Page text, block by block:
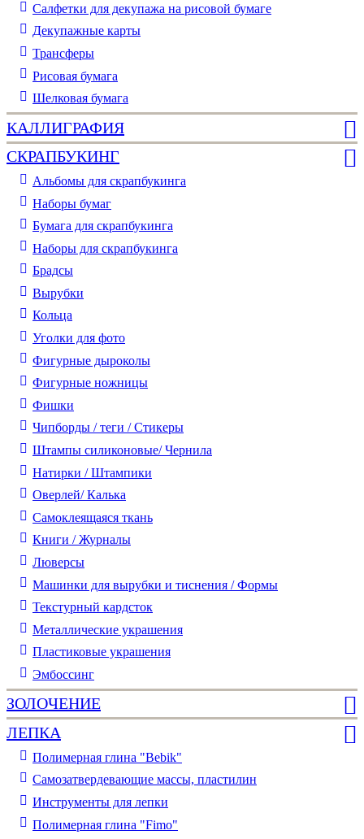
Салфетки для декупажа на рисовой бумаге
Декупажные карты
Трансферы
Рисовая бумага
Шелковая бумага
КАЛЛИГРАФИЯ
СКРАПБУКИНГ
Альбомы для скрапбукинга
Наборы бумаг
Бумага для скрапбукинга
Наборы для скрапбукинга
Брадсы
Вырубки
Кольца
Уголки для фото
Фигурные дыроколы
Фигурные ножницы
Фишки
Чипборды / теги / Стикеры
Штампы силиконовые/ Чернила
Натирки / Штампики
Оверлей/ Калька
Самоклеящаяся ткань
Книги / Журналы
Люверсы
Машинки для вырубки и тиснения / Формы
Текстурный кардсток
Металлические украшения
Пластиковые украшения
Эмбоссинг
ЗОЛОЧЕНИЕ
ЛЕПКА
Полимерная глина "Bebik"
Самозатвердевающие массы, пластилин
Инструменты для лепки
Полимерная глина "Fimo"